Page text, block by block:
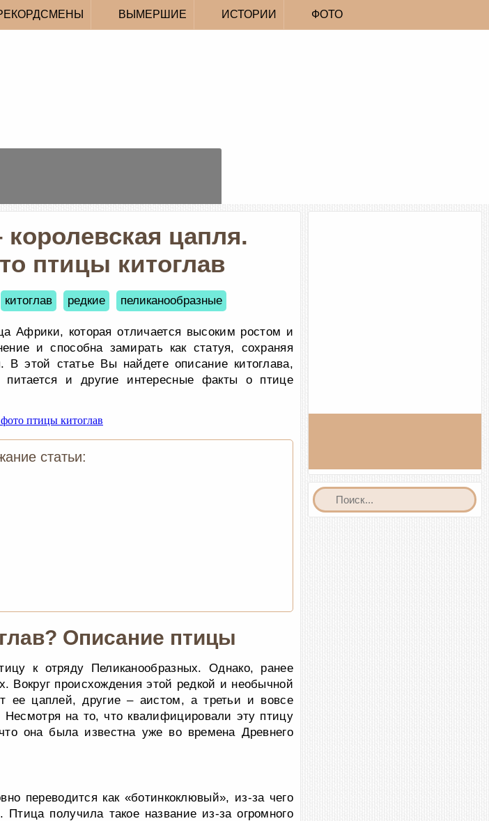
ВЫМЕРШИЕ ИСТОРИИ ФОТО
королевская цапля.
птицы китоглав
китоглав редкие пеликанообразные
Африки, которая отличается высоким ростом и
и способна замирать как статуя, сохраняя
В этой статье Вы найдете описание китоглава,
и другие интересные факты о птице
статьи:
Описание птицы
к отряду Пеликанообразных. Однако, ранее
Вокруг происхождения этой редкой и необычной
ее цаплей, другие – аистом, а третьи и вовсе
на то, что квалифицировали эту птицу
она была известна уже во времена Древнего
переводится как «ботинкоклювый», из-за чего
получила такое название из-за огромного